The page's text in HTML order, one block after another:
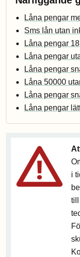
Låna pengar
Sms lån utan
Låna pengar
Låna pengar
Låna pengar
Låna 50000
Låna pengar
Låna pengar
i
till